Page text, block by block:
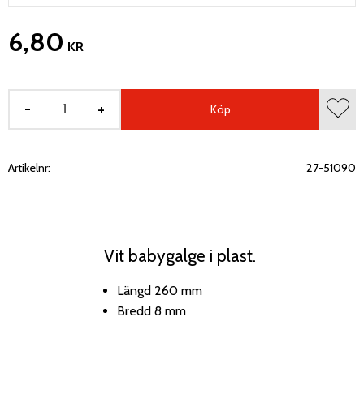
6,80 KR
+
- Köp
Artikelnr 27-51090
Vit babygalge i plast.
Längd 260 mm
Bredd 8 mm